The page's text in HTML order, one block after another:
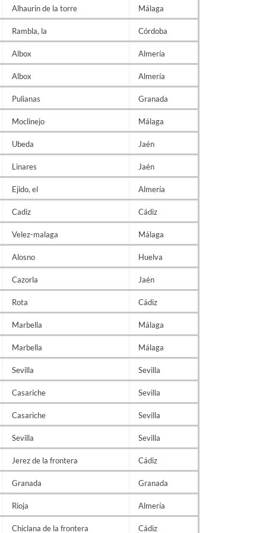
Alhaurin de la torre Málaga
Rambla, la Córdoba
Albox Almería
Albox Almería
Pulianas Granada
Moclinejo Málaga
Ubeda Jaén
Linares Jaén
Ejido, el Almería
Cadiz Cádiz
Velez-malaga Málaga
Alosno Huelva
Cazorla Jaén
Rota Cádiz
Marbella Málaga
Marbella Málaga
Sevilla Sevilla
Casariche Sevilla
Casariche Sevilla
Sevilla Sevilla
Jerez de la frontera Cádiz
Granada Granada
Rioja Almería
Chiclana de la frontera Cádiz